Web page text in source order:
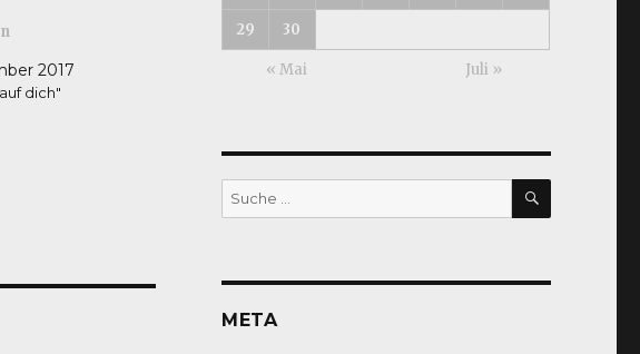
2017
dich"
29 30
« Mai Juli »
Suche
nach:
SUCHEN
META